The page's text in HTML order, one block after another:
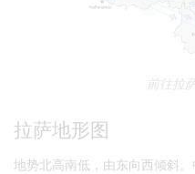
前往拉
拉萨地形图
地势北高南低，由东向西倾斜